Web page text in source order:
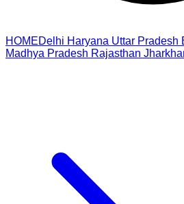
HOMEDelhi Haryana Uttar Pradesh
Madhya Pradesh Rajasthan